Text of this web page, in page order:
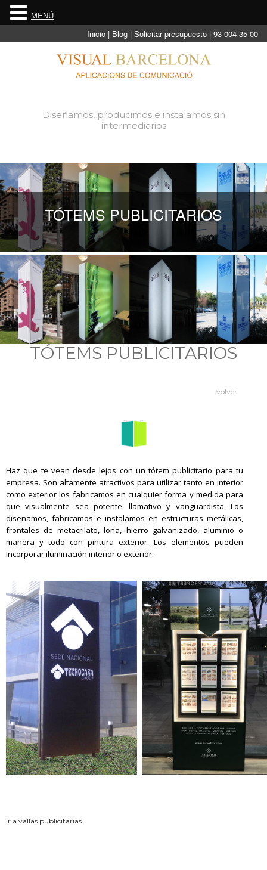
Inicio | Blog | Solicitar presupuesto | 93 004 35 00
Diseñamos, producimos e instalamos sin
intermediarios
TÓTEMS PUBLICITARIOS
TÓTEMS PUBLICITARIOS
volver
Haz que te vean desde lejos con un tótem publicitario para tu
empresa. Son altamente atractivos para utilizar tanto en interior
como exterior los fabricamos en cualquier forma y medida para
que visualmente sea potente, llamativo y vanguardista. Los
diseñamos, fabricamos e instalamos en estructuras metálicas,
frontales de metacrilato, lona, hierro galvanizado, aluminio o
manera y todo con pintura exterior. Los elementos pueden
incorporar iluminación interior o exterior.
Ir a vallas publicitarias
MENÚ